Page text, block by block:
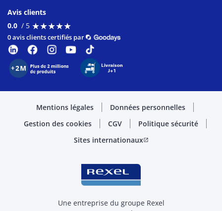
Avis clients
0.0 / 5 ★★★★★
★★★★★
0 avis clients certifiés par
Mentions légales
Données personnelles
Gestion des cookies
CGV
Politique sécurité
Sites internationauxopen_in_new
Une entreprise du groupe Rexel